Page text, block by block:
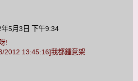
年5月3日 下午9:34
!
2012 13:45:16]我都鍾意架